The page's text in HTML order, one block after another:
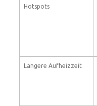
Hotspots
Längere Aufheizzeit